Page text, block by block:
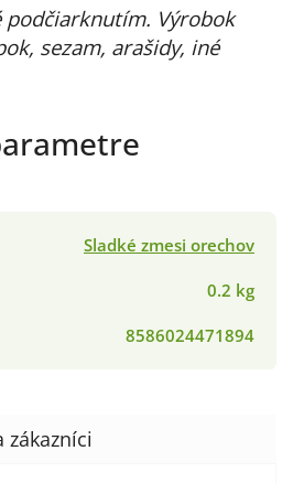
podčiarknutím. Výrobok
sezam, arašidy, iné
Sladké zmesi orechov
0.2 kg
8586024471894